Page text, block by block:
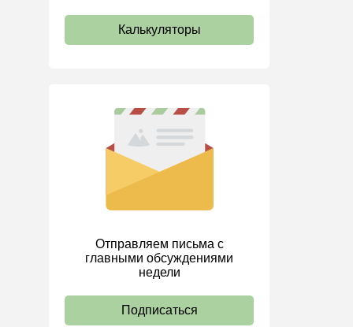
Калькуляторы
Отправляем письма с
главными обсуждениями
недели
Подписаться